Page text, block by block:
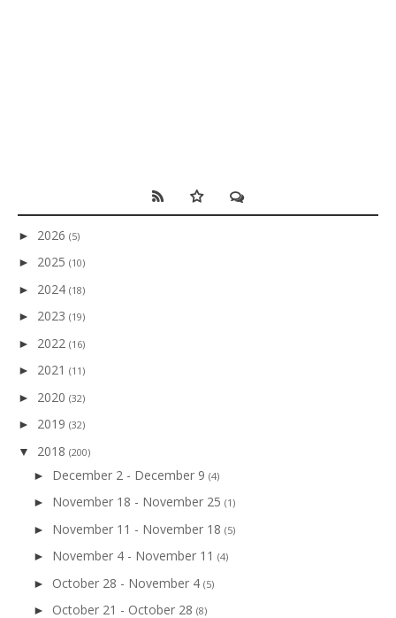
► 2026 (5)
► 2025 (10)
► 2024 (18)
► 2023 (19)
► 2022 (16)
► 2021 (11)
► 2020 (32)
► 2019 (32)
▼ 2018 (200)
► December 2 - December 9 (4)
► November 18 - November 25 (1)
► November 11 - November 18 (5)
► November 4 - November 11 (4)
► October 28 - November 4 (5)
► October 21 - October 28 (8)